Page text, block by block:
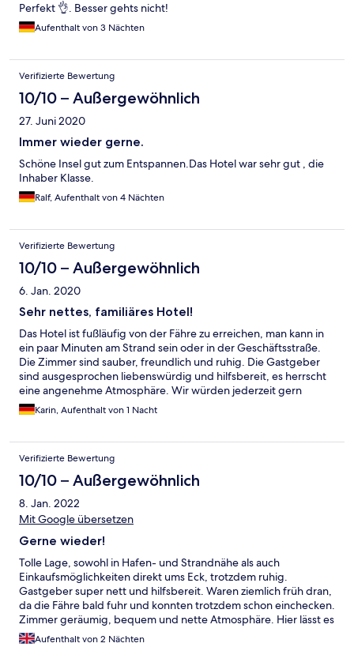
Perfekt 👌. Besser gehts nicht!
Aufenthalt von 3 Nächten
Verifizierte Bewertung
10/10 – Außergewöhnlich
27. Juni 2020
Immer wieder gerne.
Schöne Insel gut zum Entspannen.Das Hotel war sehr gut , die
Inhaber Klasse.
Ralf, Aufenthalt von 4 Nächten
Verifizierte Bewertung
10/10 – Außergewöhnlich
6. Jan. 2020
Sehr nettes, familiäres Hotel!
Das Hotel ist fußläufig von der Fähre zu erreichen, man kann in
ein paar Minuten am Strand sein oder in der Geschäftsstraße.
Die Zimmer sind sauber, freundlich und ruhig. Die Gastgeber
sind ausgesprochen liebenswürdig und hilfsbereit, es herrscht
eine angenehme Atmosphäre. Wir würden jederzeit gern
wieder kommen.
Karin, Aufenthalt von 1 Nacht
Verifizierte Bewertung
10/10 – Außergewöhnlich
8. Jan. 2022
Mit Google übersetzen
Gerne wieder!
Tolle Lage, sowohl in Hafen- und Strandnähe als auch
Einkaufsmöglichkeiten direkt ums Eck, trotzdem ruhig.
Gastgeber super nett und hilfsbereit. Waren ziemlich früh dran,
da die Fähre bald fuhr und konnten trotzdem schon einchecken.
Zimmer geräumig, bequem und nette Atmosphäre. Hier lässt es
sich auch mehr als 2 Nächte/3 Tage aushalten!
Aufenthalt von 2 Nächten